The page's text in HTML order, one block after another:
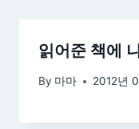
읽어준 책에
By 마마 2012년